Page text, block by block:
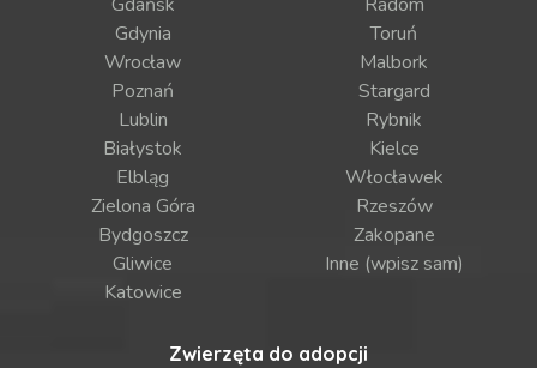
Gdańsk
Gdynia
Wrocław
Poznań
Lublin
Białystok
Elbląg
Zielona Góra
Bydgoszcz
Gliwice
Katowice
Radom
Toruń
Malbork
Stargard
Rybnik
Kielce
Włocławek
Rzeszów
Zakopane
Inne (wpisz sam)
Zwierzęta do adopcji